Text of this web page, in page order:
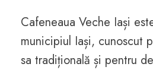
Cafeneaua Veche Iași
municipiul Iași, cunoscut
sa tradițională și pentru